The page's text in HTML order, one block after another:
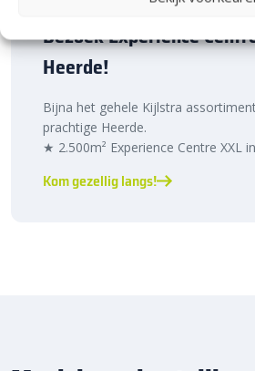
Bezoek Experience
Heerde!
Bijna het gehele Kijlstra
prachtige Heerde.
★ 2.500m² Experience Centre XXL
Kom gezellig langs!